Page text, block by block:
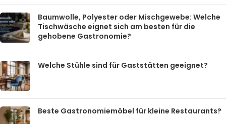
Baumwolle, Polyester oder Mischgewebe: Welche
Tischwäsche eignet sich am besten für die
gehobene Gastronomie?
Welche Stühle sind für Gaststätten geeignet?
Beste Gastronomiemöbel für kleine Restaurants?